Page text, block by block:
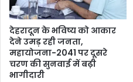
देहरादून के भविष्य को आकार
देने उमड़ रही जनता,
महायोजना-2041 पर दूसरे
चरण की सुनवाई में बढ़ी
भागीदारी